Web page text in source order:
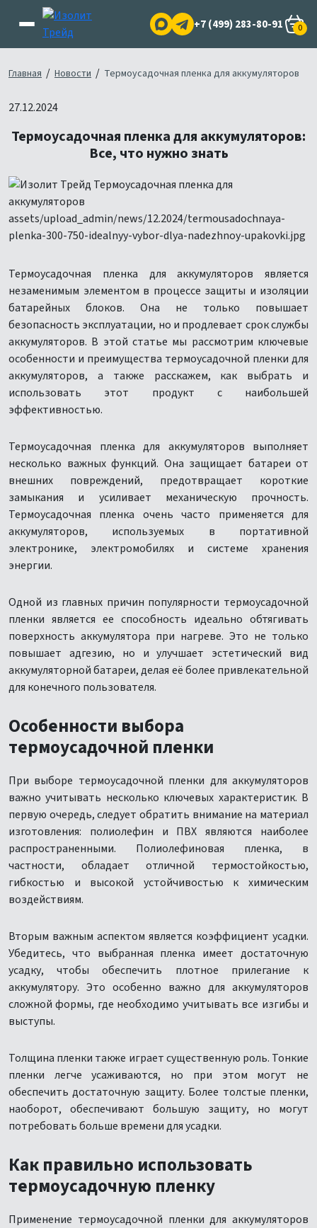
+7 (499) 283-80-91 0
Главная / Новости / Термоусадочная пленка для аккумуляторов
27.12.2024
Термоусадочная пленка для аккумуляторов:
Все, что нужно знать
Термоусадочная пленка для аккумуляторов является
незаменимым элементом в процессе защиты и изоляции
батарейных блоков. Она не только повышает
безопасность эксплуатации, но и продлевает срок службы
аккумуляторов. В этой статье мы рассмотрим ключевые
особенности и преимущества термоусадочной пленки для
аккумуляторов, а также расскажем, как выбрать и
использовать этот продукт с наибольшей
эффективностью.
Термоусадочная пленка для аккумуляторов выполняет
несколько важных функций. Она защищает батареи от
внешних повреждений, предотвращает короткие
замыкания и усиливает механическую прочность.
Термоусадочная пленка очень часто применяется для
аккумуляторов, используемых в портативной
электронике, электромобилях и системе хранения
энергии.
Одной из главных причин популярности термоусадочной
пленки является ее способность идеально обтягивать
поверхность аккумулятора при нагреве. Это не только
повышает адгезию, но и улучшает эстетический вид
аккумуляторной батареи, делая её более привлекательной
для конечного пользователя.
Особенности выбора
термоусадочной пленки
При выборе термоусадочной пленки для аккумуляторов
важно учитывать несколько ключевых характеристик. В
первую очередь, следует обратить внимание на материал
изготовления: полиолефин и ПВХ являются наиболее
распространенными. Полиолефиновая пленка, в
частности, обладает отличной термостойкостью,
гибкостью и высокой устойчивостью к химическим
воздействиям.
Вторым важным аспектом является коэффициент усадки.
Убедитесь, что выбранная пленка имеет достаточную
усадку, чтобы обеспечить плотное прилегание к
аккумулятору. Это особенно важно для аккумуляторов
сложной формы, где необходимо учитывать все изгибы и
выступы.
Толщина пленки также играет существенную роль. Тонкие
пленки легче усаживаются, но при этом могут не
обеспечить достаточную защиту. Более толстые пленки,
наоборот, обеспечивают большую защиту, но могут
потребовать больше времени для усадки.
Как правильно использовать
термоусадочную пленку
Применение термоусадочной пленки для аккумуляторов